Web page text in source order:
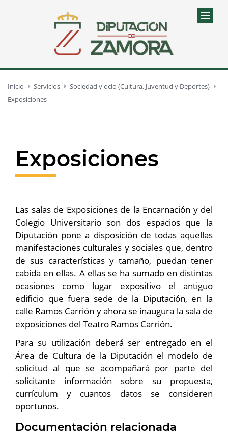
Inicio Servicios
Sociedad y ocio (Cultura, Juventud y Deportes)
Exposiciones
Exposiciones
Las salas de Exposiciones de la Encarnación y del
Colegio Universitario son dos espacios que la
Diputación pone a disposición de todas aquellas
manifestaciones culturales y sociales que, dentro
de sus características y tamaño, puedan tener
cabida en ellas. A ellas se ha sumado en distintas
ocasiones como lugar expositivo el antiguo
edificio que fuera sede de la Diputación, en la
calle Ramos Carrión y ahora se inaugura la sala de
exposiciones del Teatro Ramos Carrión.
Para su utilización deberá ser entregado en el
Área de Cultura de la Diputación el modelo de
solicitud al que se acompañará por parte del
solicitante información sobre su propuesta,
currículum y cuantos datos se consideren
oportunos.
Documentación relacionada